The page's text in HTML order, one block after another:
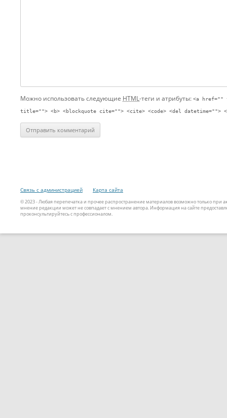
Можно использовать следующие HTML-теги и атрибуты: <a href=""
title=""> <b> <blockquote cite=""> <cite> <code> <del datetime="">
Связь с администрацией Карта сайта
© 2023 - Любая перепечатка и прочее распространение материалов возможно только
мнение редакции может не совпадает с мнением автора. Информация на сайте
проконсультируйтесь с профессионалом.